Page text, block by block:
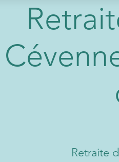
Retraite